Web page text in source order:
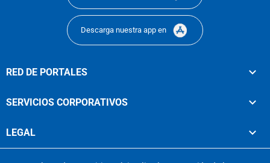
Descarga nuestra app en
RED DE PORTALES
SERVICIOS CORPORATIVOS
LEGAL